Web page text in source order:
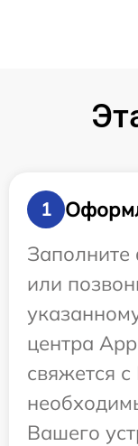
1
Заполните
или
центра
свяжется
Вашего